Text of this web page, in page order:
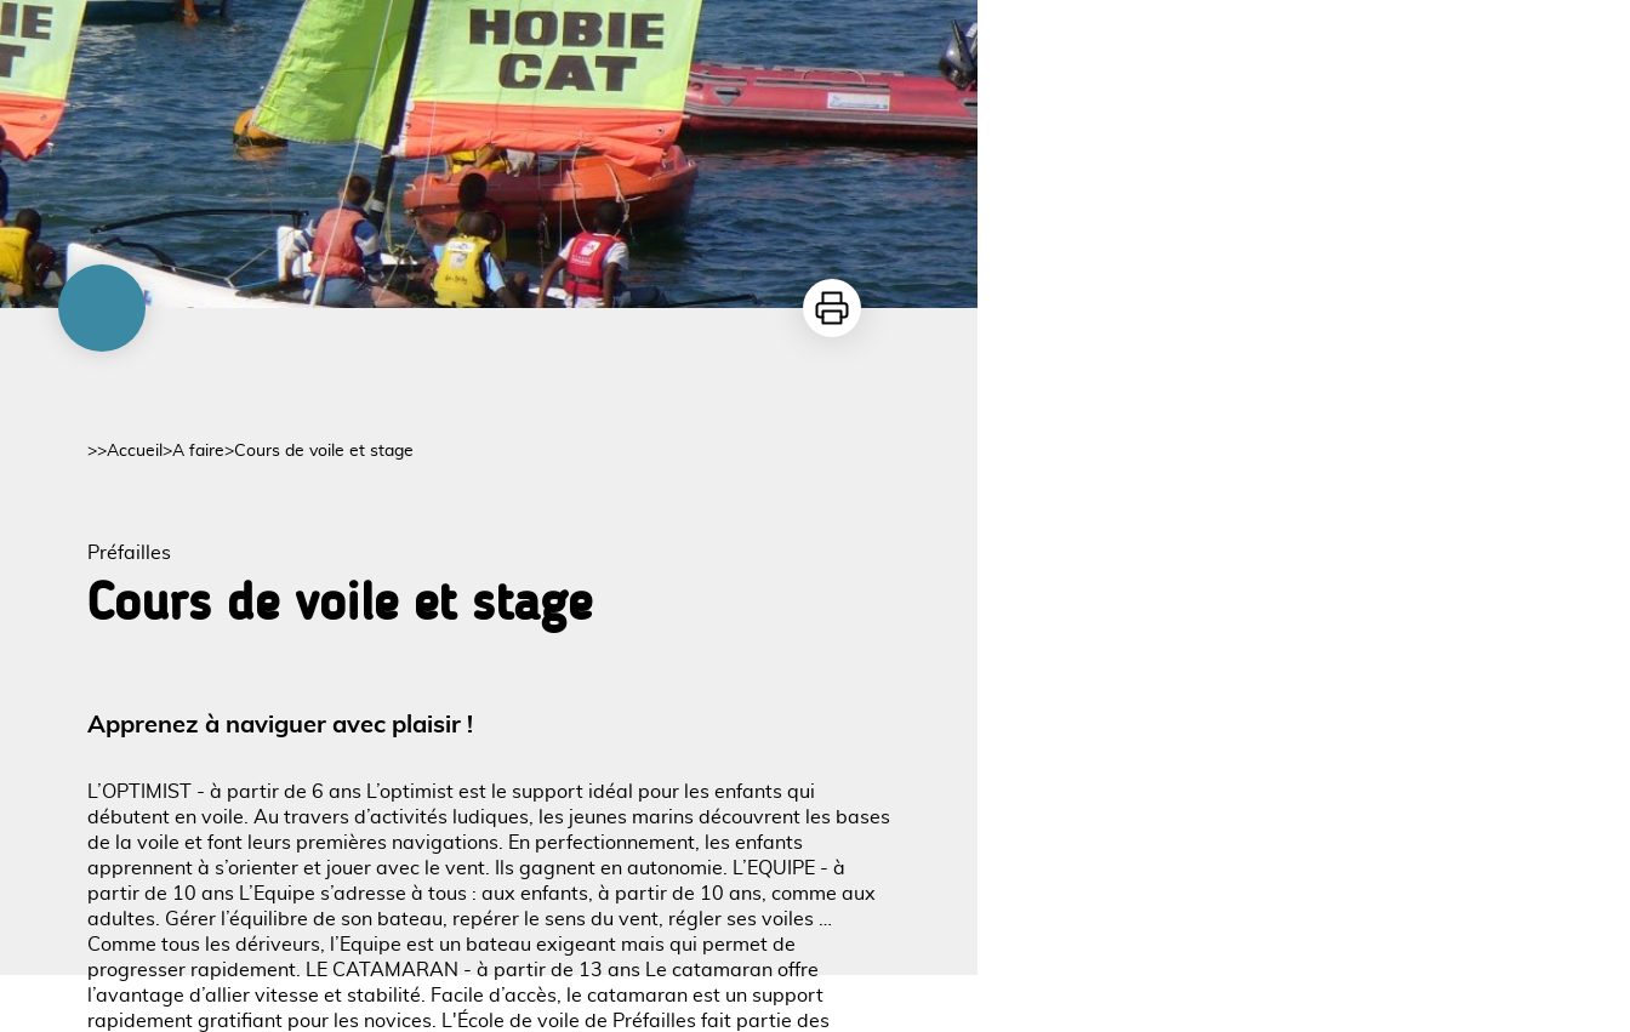
Imprimer
>>Accueil >A faire>Cours de voile et stage
Préfailles
Cours de voile et stage
Apprenez à naviguer avec plaisir !
L’OPTIMIST - à partir de 6 ans L’optimist est le support idéal pour les enfants qui
débutent en voile. Au travers d’activités ludiques, les jeunes marins découvrent les bases
de la voile et font leurs premières navigations. En perfectionnement, les enfants
apprennent à s’orienter et jouer avec le vent. Ils gagnent en autonomie. L’EQUIPE - à
partir de 10 ans L’Equipe s’adresse à tous : aux enfants, à partir de 10 ans, comme aux
adultes. Gérer l’équilibre de son bateau, repérer le sens du vent, régler ses voiles …
Comme tous les dériveurs, l’Equipe est un bateau exigeant mais qui permet de
progresser rapidement. LE CATAMARAN - à partir de 13 ans Le catamaran offre
l’avantage d’allier vitesse et stabilité. Facile d’accès, le catamaran est un support
rapidement gratifiant pour les novices. L'École de voile de Préfailles fait partie des